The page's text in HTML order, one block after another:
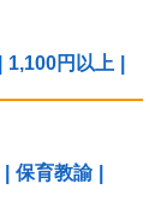
1,100円以上
保育教諭